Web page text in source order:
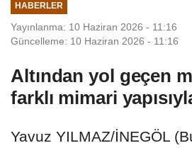
HABERLER
Yayınlanma: 10 Haziran 2026 - 11:16
Güncelleme: 10 Haziran 2026 - 11:16
Altından yol geçen
farklı mimari
Yavuz YILMAZ/İNEGÖL